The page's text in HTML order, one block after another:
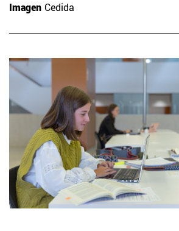
Imagen Cedida